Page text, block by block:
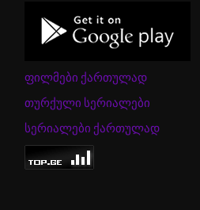
ფილმები ქართულად
თურქული სერიალები
სერიალები ქართულად